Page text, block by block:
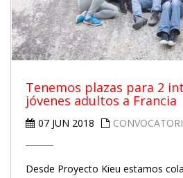
Tenemos plazas para 2
jóvenes adultos a Francia
07 JUN 2018
Desde Proyecto Kieu estamos